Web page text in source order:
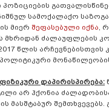
პოზიციების
სამოქალაქო
მიერ შეფასებული იქნა,
მხრიდან ძალაუფლების
წლის
დაპირისპირება:
არ ჰქონია
მასშტაბურ შემთხვევებს.